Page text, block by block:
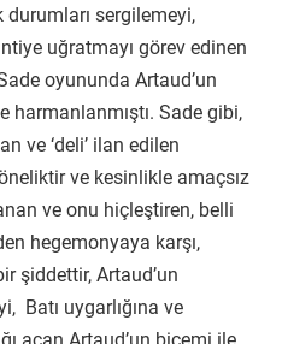
sergilemeyi,
uğratmayı görev edinen
oyununda Artaud’un
harmanlanmıştı. Sade gibi,
ve ‘deli’ ilan edilen
ve kesinlikle amaçsız
ve onu hiçleştiren, belli
hegemonyaya karşı,
şiddettir, Artaud’un
Batı uygarlığına ve